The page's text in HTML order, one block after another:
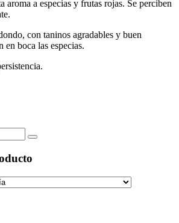
aroma a especias y frutas rojas. Se perciben
con taninos agradables y buen
en boca las especias.